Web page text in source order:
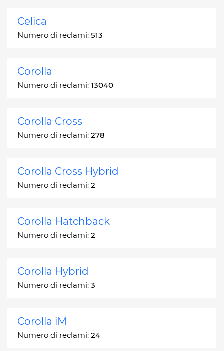
Celica
Numero di reclami: 513
Corolla
Numero di reclami: 13040
Corolla Cross
Numero di reclami: 278
Corolla Cross Hybrid
Numero di reclami: 2
Corolla Hatchback
Numero di reclami: 2
Corolla Hybrid
Numero di reclami: 3
Corolla iM
Numero di reclami: 24